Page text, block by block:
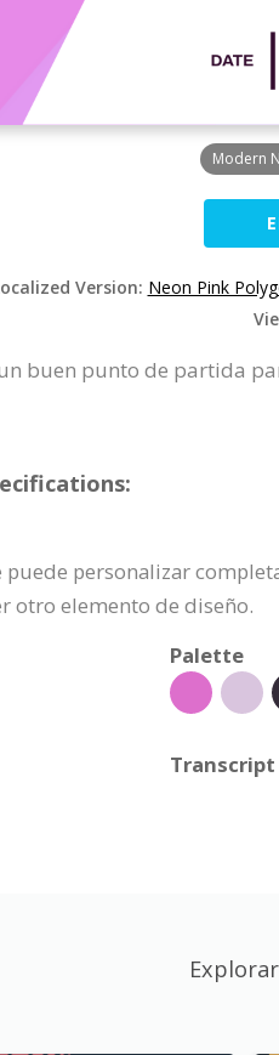
Modern
Version: Neon Pink
buen punto de partida
personalizar
otro elemento de diseño.
Palette
Transcript